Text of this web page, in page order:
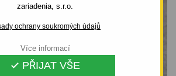
zariadenia, s.r.o.
ochrany soukromých údajů
 PŘIJAT VŠE
Více informací